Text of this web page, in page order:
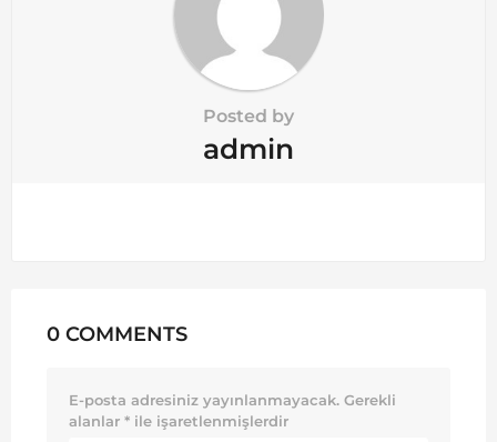
Posted by
admin
0 COMMENTS
E-posta adresiniz yayınlanmayacak. Gerekli
alanlar * ile işaretlenmişlerdir